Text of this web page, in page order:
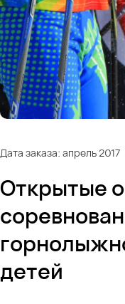
Дата заказа: апрель 2017
Открытые
детей